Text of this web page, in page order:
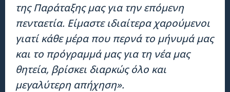
της Παράταξης μας για την επόμενη
πενταετία. Είμαστε ιδιαίτερα χαρούμενοι
γιατί κάθε μέρα που περνά το μήνυμά μας
και το πρόγραμμά μας για τη νέα μας
θητεία, βρίσκει διαρκώς όλο και
μεγαλύτερη απήχηση».